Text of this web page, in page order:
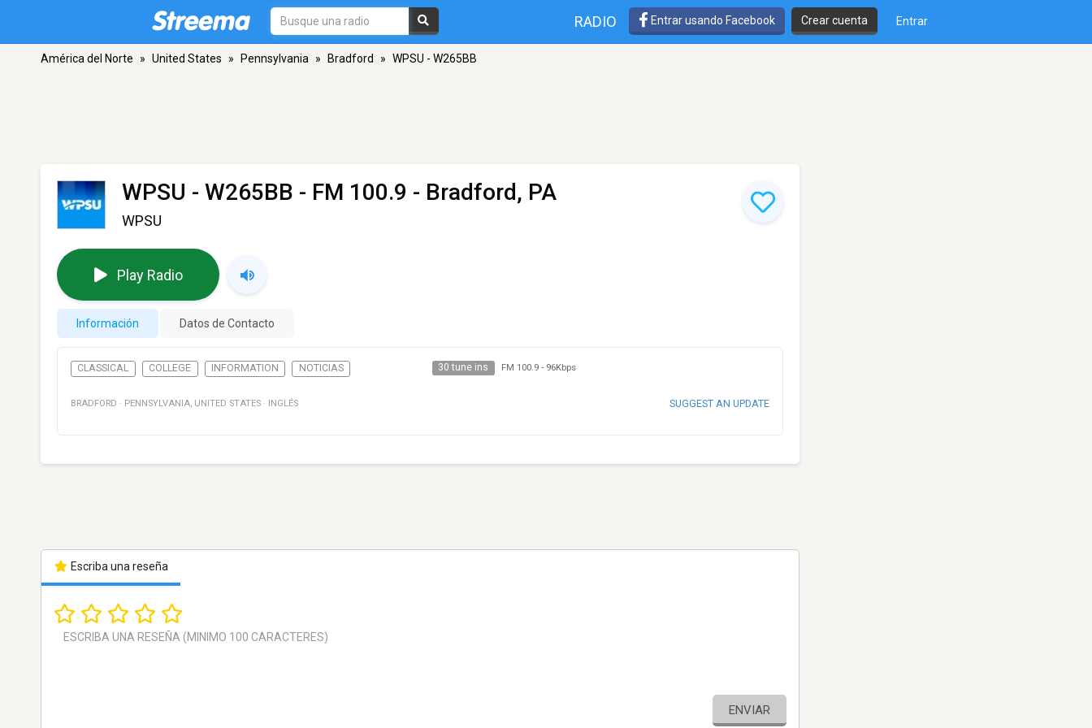
RADIO Entrar usando Facebook Crear cuenta Entrar
América del Norte » United States » Pennsylvania » Bradford » WPSU - W265BB
WPSU - W265BB - FM 100.9 - Bradford, PA
WPSU
Play Radio
Información Datos de Contacto
CLASSICAL COLLEGE INFORMATION NOTICIAS 30 tune ins FM 100.9- 96Kbps
BRADFORD · PENNSYLVANIA, UNITED STATES · INGLÉS SUGGEST AN UPDATE
Escriba una reseña
ENVIAR